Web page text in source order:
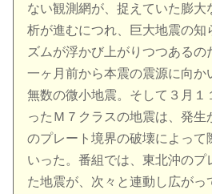
ない観測網が、捉えていた膨大
析が進むにつれ、巨大地震の知
ズムが浮かび上がりつつあるの
一ヶ月前から本震の震源に向か
無数の微小地震。そして３月１
ったＭ７クラスの地震は、発生
のプレート境界の破壊によって
いった。番組では、東北沖のプ
た地震が、次々と連動し広がっ